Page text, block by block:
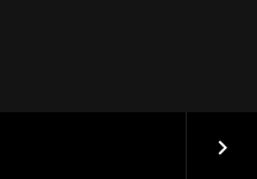
keyboard_arrow_right